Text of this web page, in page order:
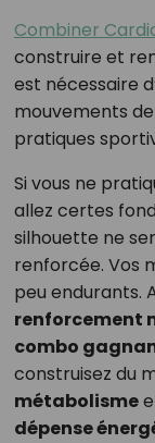
Combiner
construire et
est nécessaire
mouvements
pratiques
Si vous ne
allez certes
silhouette ne
renforcée. Vos
peu endurants.
renforcement
combo
construisez du
métabolisme
dépense